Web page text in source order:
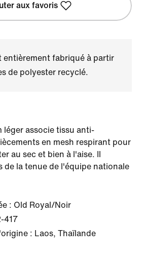
aux favoris
entièrement fabriqué à partir
de polyester recyclé.
léger associe tissu anti-
en mesh respirant pour
au sec et bien à l'aise. Il
de la tenue de l'équipe nationale
: Old Royal/Noir
417
: Laos, Thaïlande